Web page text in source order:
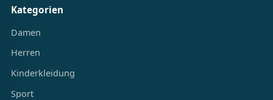
Kategorien
Damen
Herren
Kinderkleidung
Sport